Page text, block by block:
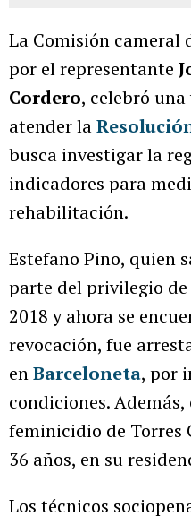
La Comisión cameral
por el representante
Cordero, celebró
atender la
busca investigar la
indicadores para
rehabilitación.
Estefano Pino, quien
parte del privilegio
2018 y ahora se
revocación, fue
enBarceloneta, por
condiciones.
feminicidio de Torres
36 años, en su
Los técnicos